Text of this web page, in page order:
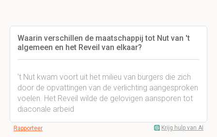
Waarin verschillen de maatschappij tot Nut van 't
algemeen en het Reveil van elkaar?
't Nut kwam voort uit het milieu van burgers die zich
door de opvattingen van de verlichting aangesproken
voelen. Het Reveil wilde de gelovigen aansporen tot
diaconale arbeid
Rapporteer Krijg hulp van AI